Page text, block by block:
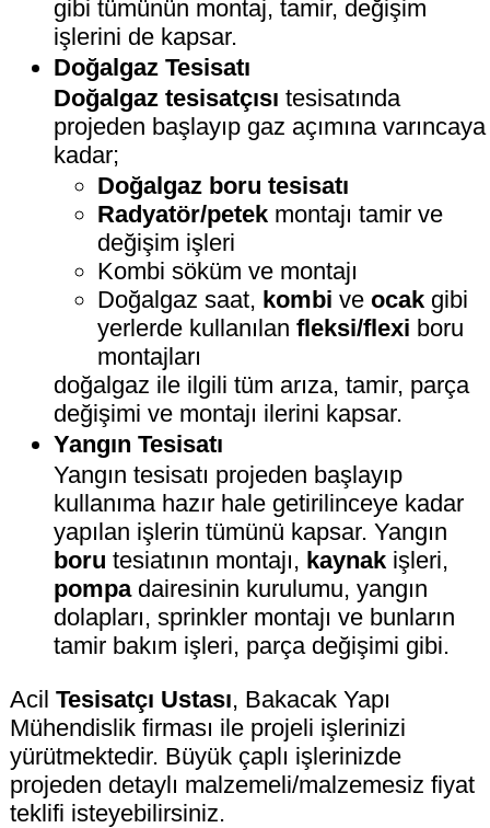
gibi tümünün montaj, tamir, değişim
işlerini de kapsar.
Doğalgaz Tesisatı
Doğalgaz tesisatçısı tesisatında
projeden başlayıp gaz açımına varıncaya
kadar;
Doğalgaz boru tesisatı
Radyatör/petek montajı tamir ve
değişim işleri
Kombi söküm ve montajı
Doğalgaz saat, kombi veocak gibi
yerlerde kullanılanfleksi/flexi boru
montajları
doğalgaz ile ilgili tüm arıza, tamir, parça
değişimi ve montajı ilerini kapsar.
Yangın Tesisatı
Yangın tesisatı projeden başlayıp
kullanıma hazır hale getirilinceye kadar
yapılan işlerin tümünü kapsar. Yangın
boru tesiatının montajı, kaynak işleri,
pompadairesinin kurulumu, yangın
dolapları, sprinkler montajı ve bunların
tamir bakım işleri, parça değişimi gibi.
AcilTesisatçı Ustası, Bakacak Yapı
Mühendislik firması ile projeli işlerinizi
yürütmektedir. Büyük çaplı işlerinizde
projeden detaylı malzemeli/malzemesiz fiyat
teklifi isteyebilirsiniz.